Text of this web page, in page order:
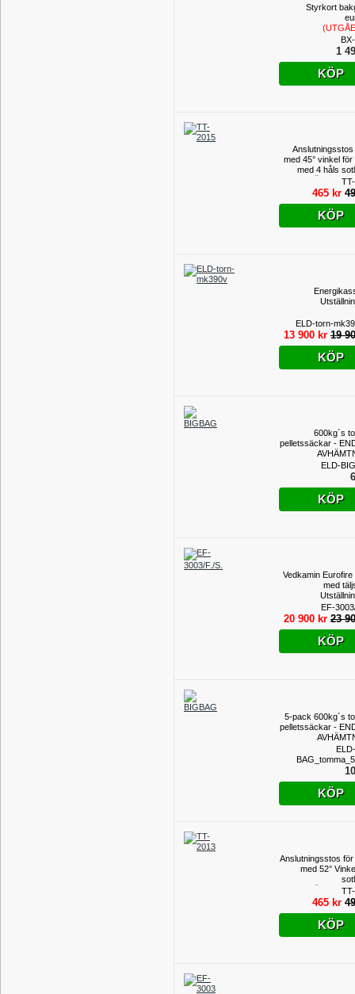
Styrkort
1
KÖP
Anslutningsstos
med 45° vinkel för
med 4 håls
(TILLFÄLLIGT
465 kr
KÖP
ELD-torn-
13 900 kr 19
KÖP
600kg´s
pelletssäckar -
ELD-
KÖP
Vedkamin Eurofire
med
EF-
20 900 kr 23
KÖP
5-pack 600kg´s
pelletssäckar -
KÖP
Anslutningsstos
med 52°
(TILLFÄLLIGT
465 kr
KÖP